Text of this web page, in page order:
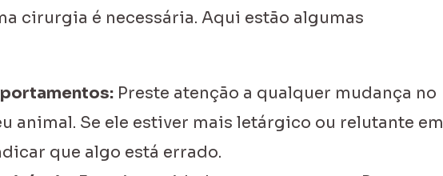
cirurgia é necessária. Aqui estão algumas
Preste atenção a qualquer mudança no
animal. Se ele estiver mais letárgico ou relutante em
que algo está errado.